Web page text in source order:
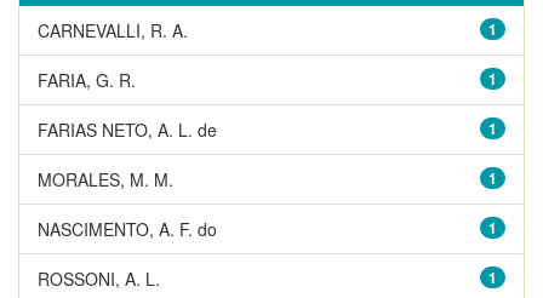
1
CARNEVALLI, R. A.
1
FARIA, G. R.
1
FARIAS NETO, A. L. de
1
MORALES, M. M.
1
NASCIMENTO, A. F. do
1
ROSSONI, A. L.